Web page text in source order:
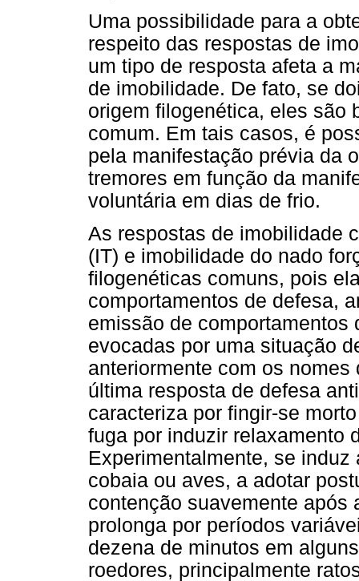
Uma possibilidade para a
respeito das respostas de
um tipo de resposta afeta a
de imobilidade. De fato, se
origem filogenética, eles são
comum. Em tais casos, é
pela manifestação prévia da
tremores em função da
voluntária em dias de frio.
As respostas de imobilidade
(IT) e imobilidade do nado
filogenéticas comuns, pois
comportamentos de defesa,
emissão de comportamentos
evocadas por uma situação
anteriormente com os
última resposta de defesa
caracteriza por fingir-se
fuga por induzir relaxamento
Experimentalmente, se
cobaia ou aves, a adotar
contenção suavemente após
prolonga por períodos
dezena de minutos em
roedores, principalmente